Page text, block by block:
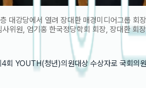
강당에서 열려 장대환 매경미디어그룹 회
위원, 엄기홍 한국정당학회 회장, 장대환 회
회 YOUTH(청년)의원대상 수상자로 국회의